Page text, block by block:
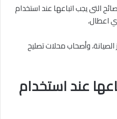
التى يجب اتباعها عند استخدام
اعطال،
الصيانة، وأصحاب محلات تصليح
عند استخدام